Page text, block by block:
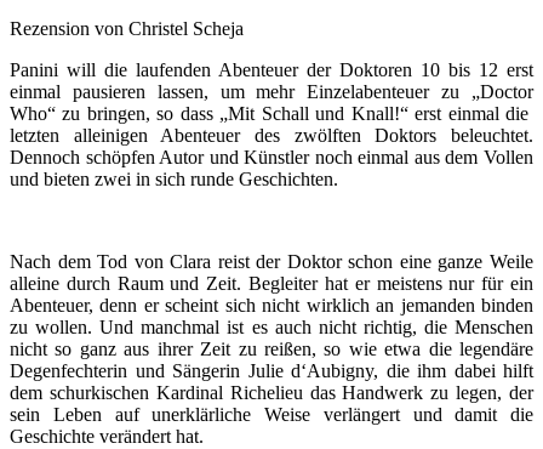
Rezension von Christel Scheja
Panini will die laufenden Abenteuer der Doktoren 10 bis 12 erst
einmal pausieren lassen, um mehr Einzelabenteuer zu „Doctor
Who“ zu bringen, so dass „Mit Schall und Knall!“ erst einmal die
letzten alleinigen Abenteuer des zwölften Doktors beleuchtet.
Dennoch schöpfen Autor und Künstler noch einmal aus dem Vollen
und bieten zwei in sich runde Geschichten.
Nach dem Tod von Clara reist der Doktor schon eine ganze Weile
alleine durch Raum und Zeit. Begleiter hat er meistens nur für ein
Abenteuer, denn er scheint sich nicht wirklich an jemanden binden
zu wollen. Und manchmal ist es auch nicht richtig, die Menschen
nicht so ganz aus ihrer Zeit zu reißen, so wie etwa die legendäre
Degenfechterin und Sängerin Julie d‘Aubigny, die ihm dabei hilft
dem schurkischen Kardinal Richelieu das Handwerk zu legen, der
sein Leben auf unerklärliche Weise verlängert und damit die
Geschichte verändert hat.